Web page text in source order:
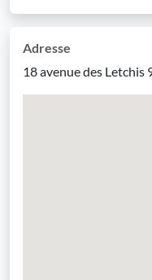
Adresse
18 avenue des Letchis